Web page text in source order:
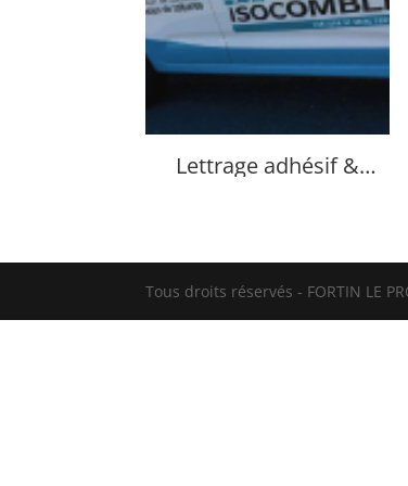
Lettrage adhésif &
Covering
Tous droits réservés - FORTIN LE